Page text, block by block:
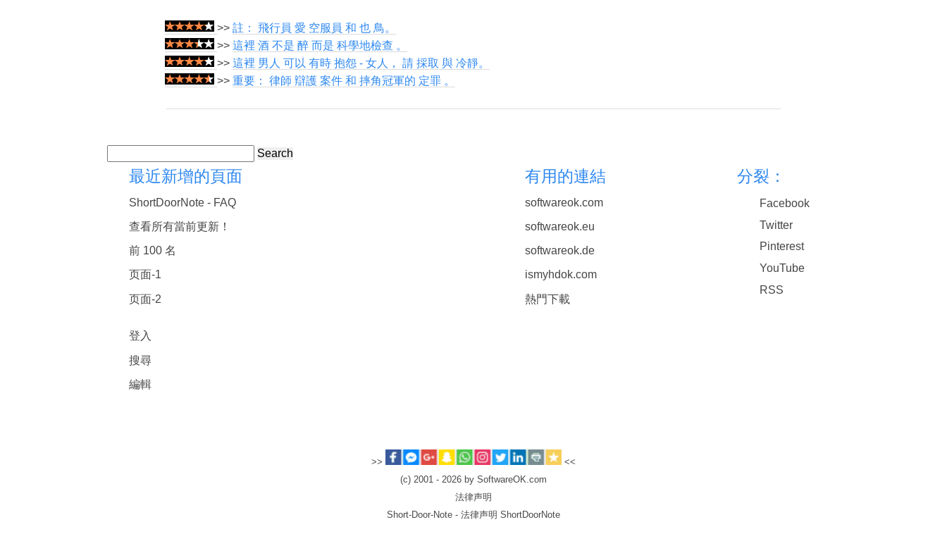
>> 註： 飛行員 愛 空服員 和 也 鳥。
>> 這裡 酒 不是 醉 而是 科學地檢查 。
>> 這裡 男人 可以 有時 抱怨 - 女人， 請 採取 與 冷靜。
>> 重要： 律師 辯護 案件 和 摔角冠軍的 定罪 。
Search
最近新增的頁面
ShortDoorNote - FAQ
查看所有當前更新！
前 100 名
页面-1
页面-2
登入
搜尋
編輯
有用的連結
softwareok.com
softwareok.eu
softwareok.de
ismyhdok.com
熱門下載
分裂：
Facebook
Twitter
Pinterest
YouTube
RSS
>>
<<
(c) 2001 - 2026 by SoftwareOK.com
法律声明
Short-Door-Note - 法律声明 ShortDoorNote